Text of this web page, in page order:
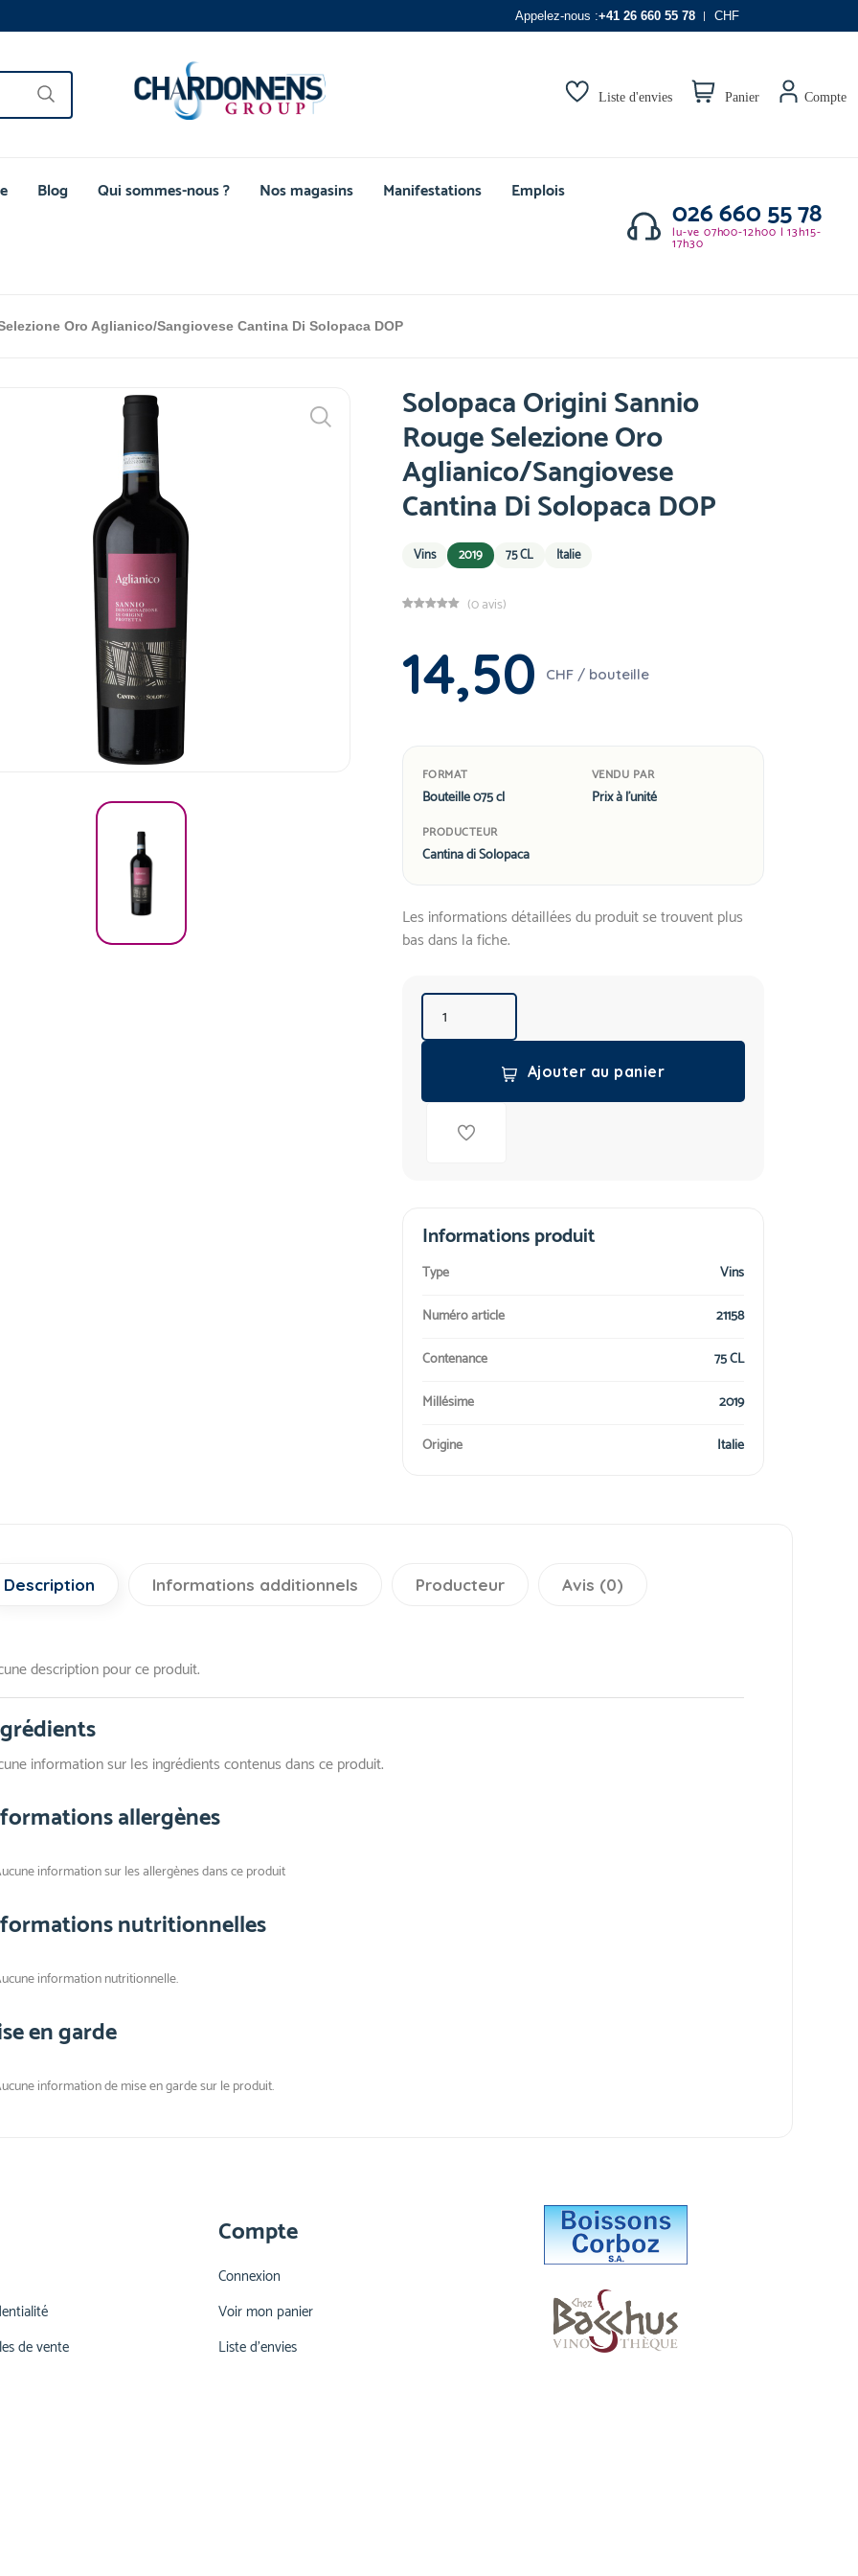
Appelez-nous :+41 26 660 55 78 CHF
Liste d'envies Panier Compte
Blog Qui sommes-nous ? Nos magasins Manifestations Emplois
026 660 55 78
lu-ve 07h00-12h00 | 13h15-
17h30
Oro Aglianico/Sangiovese Cantina Di Solopaca DOP
Solopaca Origini Sannio
Rouge Selezione Oro
Aglianico/Sangiovese
Cantina Di Solopaca DOP
Vins 2019 75 CL Italie
(0 avis)
14,50 CHF / bouteille
FORMAT
Bouteille 075 cl
VENDU PAR
Prix à l'unité
PRODUCTEUR
Cantina di Solopaca
Les informations détaillées du produit se trouvent plus
bas dans la fiche.
Ajouter au panier
Informations produit
Type
Vins
Numéro article
21158
Contenance
75 CL
Millésime
2019
Origine
Italie
Description Informations additionnels Producteur Avis (0)
description pour ce produit.
information sur les ingrédients contenus dans ce produit.
allergènes
information sur les allergènes dans ce produit
nutritionnelles
information nutritionnelle.
en garde
information de mise en garde sur le produit.
de vente
Compte
Connexion
Voir mon panier
Liste d'envies